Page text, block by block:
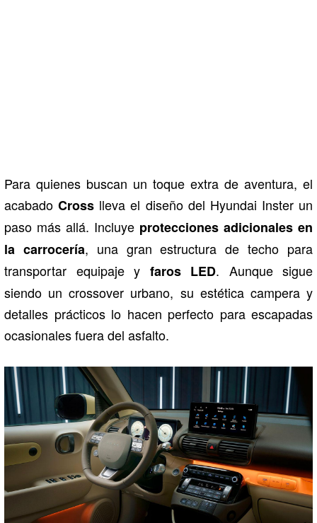
Para quienes buscan un toque extra de aventura, el
acabadoCross lleva el diseño del Hyundai Inster un
paso más allá. Incluye protecciones adicionales en
la carrocería, una gran estructura de techo para
transportar equipaje y faros LED. Aunque sigue
siendo un crossover urbano, su estética campera y
detalles prácticos lo hacen perfecto para escapadas
ocasionales fuera del asfalto.